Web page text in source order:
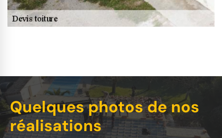
Quelques photos de nos
réalisations